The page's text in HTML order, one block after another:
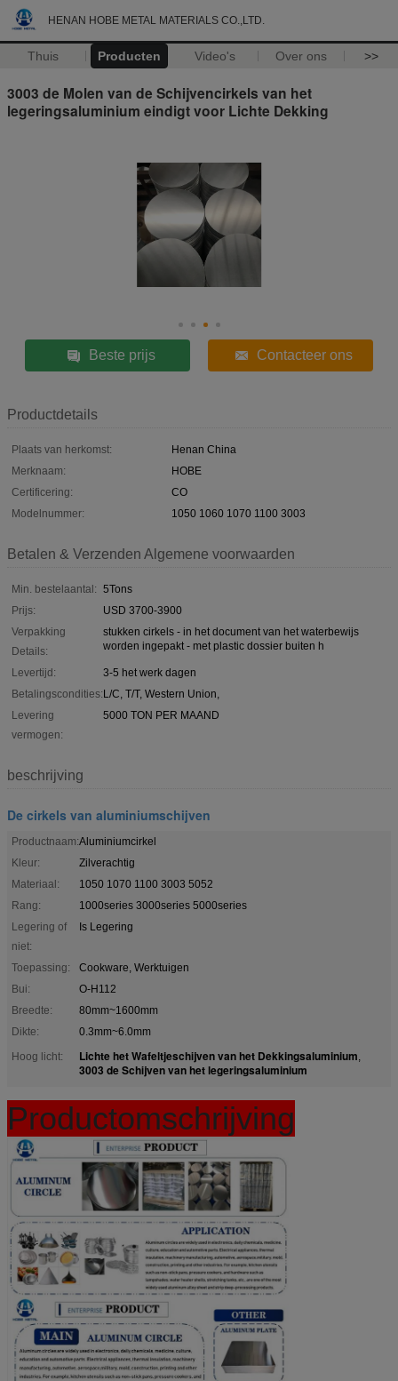
HENAN HOBE METAL MATERIALS CO.,LTD.
Thuis Producten Video's Over ons >>
3003 de Molen van de Schijvencirkels van het
legeringsaluminium eindigt voor Lichte Dekking
Beste prijs Contacteer ons
Productdetails
Plaats van herkomst:
Henan China
Merknaam:
HOBE
Certificering:
CO
Modelnummer:
1050 1060 1070 1100 3003
Betalen & Verzenden Algemene voorwaarden
Min. bestelaantal: 5Tons
Prijs:
USD 3700-3900
Verpakking
Details:
stukken cirkels - in het document van het waterbewijs
worden ingepakt - met plastic dossier buiten h
Levertijd:
3-5 het werk dagen
Betalingscondities:L/C, T/T, Western Union,
Levering
vermogen:
5000 TON PER MAAND
beschrijving
De cirkels van aluminiumschijven
Productnaam:Aluminiumcirkel
Kleur:
Zilverachtig
Materiaal:
1050 1070 1100 3003 5052
Rang:
1000series 3000series 5000series
Legering of
niet:
Is Legering
Toepassing:
Cookware, Werktuigen
Bui:
O-H112
Breedte:
80mm~1600mm
Dikte:
0.3mm~6.0mm
Hoog licht:
Lichte het Wafeltjeschijven van het Dekkingsaluminium,
3003 de Schijven van het legeringsaluminium
Productomschrijving